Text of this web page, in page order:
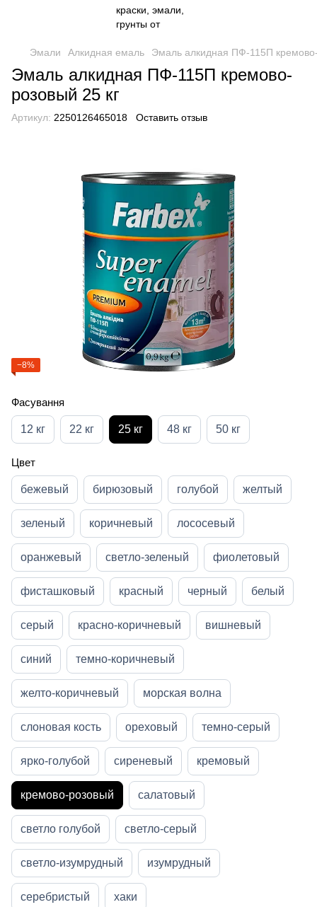
Эмали Алкидная емаль Эмаль алкидная ПФ-115П
Эмаль алкидная ПФ-115П кремово-
розовый 25 кг
Артикул: 2250126465018 Оставить отзыв
−8%
Фасування
12 кг 22 кг 25 кг 48 кг 50 кг
Цвет
бежевый бирюзовый голубой желтый
зеленый коричневый лососевый
оранжевый светло-зеленый фиолетовый
фисташковый красный черный белый
серый красно-коричневый вишневый
синий темно-коричневый
желто-коричневый морская волна
слоновая кость ореховый темно-серый
ярко-голубой сиреневый кремовый
кремово-розовый салатовый
светло голубой светло-серый
светло-изумрудный изумрудный
серебристый хаки